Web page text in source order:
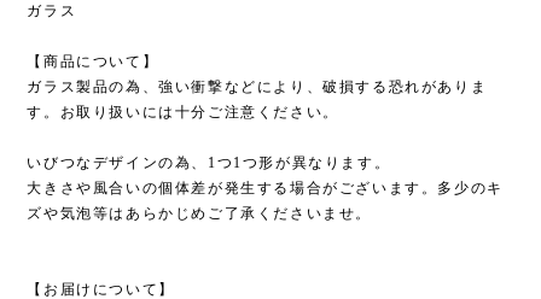
ガラス
【商品について】
ガラス製品の為、強い衝撃などにより、破損する恐れがありま
す。お取り扱いには十分ご注意ください。
いびつなデザインの為、1つ1つ形が異なります。
大きさや風合いの個体差が発生する場合がございます。多少のキ
ズや気泡等はあらかじめご了承くださいませ。
【お届けについて】